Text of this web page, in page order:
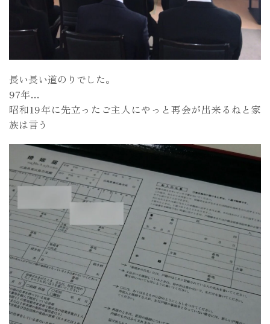
長い長い道のりでした。
97年…
昭和19年に先立ったご主人にやっと再会が出来るねと家
族は言う